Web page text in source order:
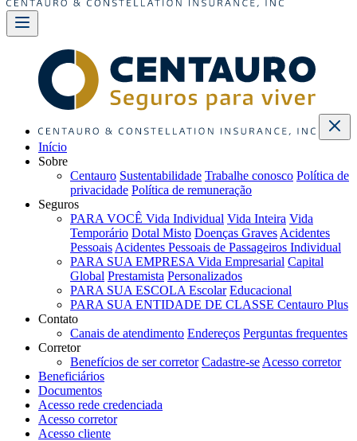
Início
Sobre
Centauro Sustentabilidade Trabalhe conosco Política de
privacidade Política de remuneração
Seguros
PARA VOCÊ Vida Individual Vida Inteira Vida
Temporário Dotal Misto Doenças Graves Acidentes
Pessoais Acidentes Pessoais de Passageiros Individual
PARA SUA EMPRESA Vida Empresarial Capital
Global Prestamista Personalizados
PARA SUA ESCOLA Escolar Educacional
PARA SUA ENTIDADE DE CLASSE Centauro Plus
Contato
Canais de atendimento Endereços Perguntas frequentes
Corretor
Benefícios de ser corretor Cadastre-se Acesso corretor
Beneficiários
Documentos
Acesso rede credenciada
Acesso corretor
Acesso cliente